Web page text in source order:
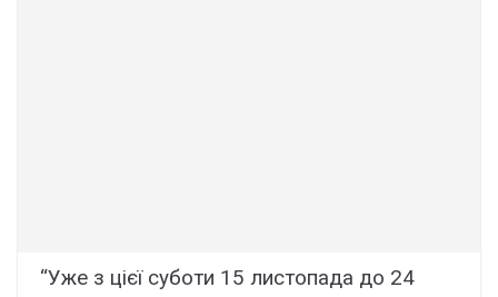
“Уже з цієї суботи 15 листопада до 24